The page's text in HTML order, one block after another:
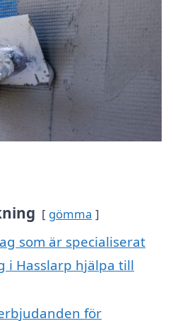
gömma
som är specialiserat
i Hasslarp hjälpa till
för